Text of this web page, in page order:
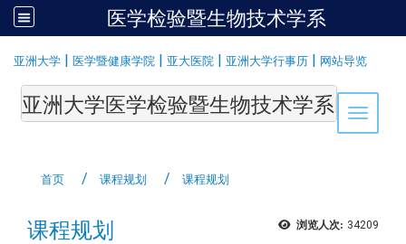
医学检验暨生物技术学系
亚洲大学 | 医学暨健康学院 | 亚大医院 | 亚洲大学行事历 | 网站导览
Toggle
亚洲大学医学检验暨生物技术学系
首页 课程规划 课程规划
浏览人次: 34209
课程规划